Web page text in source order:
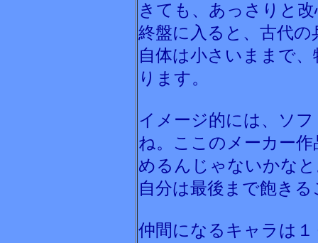
きても、あっさりと
終盤に入ると、古代
自体は小さいままで
ります。
イメージ的には、ソ
ね。ここのメーカー
めるんじゃないかな
自分は最後まで飽き
仲間になるキャラは